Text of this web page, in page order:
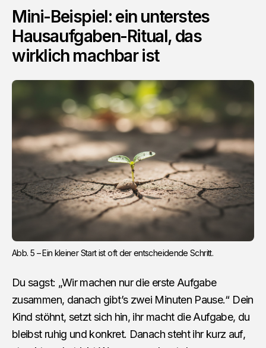
Mini-Beispiel: ein unterstes
Hausaufgaben-Ritual, das
wirklich machbar ist
Abb. 5 – Ein kleiner Start ist oft der entscheidende Schritt.
Du sagst: „Wir machen nur die erste Aufgabe
zusammen, danach gibt’s zwei Minuten Pause.“ Dein
Kind stöhnt, setzt sich hin, ihr macht die Aufgabe, du
bleibst ruhig und konkret. Danach steht ihr kurz auf,